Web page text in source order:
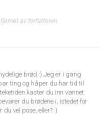
av forfatteren.
brød :) Jeg er i gang
ting og håper du har tid til
kaster du inn vannet
du brødene i, istedet for
vel pose, eller? :)